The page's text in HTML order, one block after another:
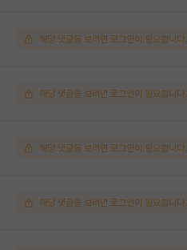
해당 댓글을 보려면 로그인이 필요합니다.
해당 댓글을 보려면 로그인이 필요합니다.
해당 댓글을 보려면 로그인이 필요합니다.
해당 댓글을 보려면 로그인이 필요합니다.